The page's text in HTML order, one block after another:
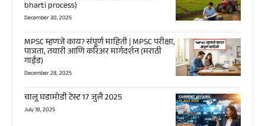
bharti process)
December 30, 2025
MPSC म्हणजे काय? संपूर्ण माहिती | MPSC परीक्षा,
पात्रता, तयारी आणि करिअर मार्गदर्शन (मराठी
गाईड)
December 28, 2025
चालू घडामोडी टेस्ट 17 जुलै 2025
July 18, 2025